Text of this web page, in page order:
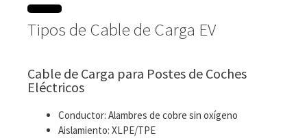
Tipos de Cable de Carga EV
Cable de Carga para Postes de Coches
Eléctricos
Conductor: Alambres de cobre sin oxígeno
Aislamiento: XLPE/TPE